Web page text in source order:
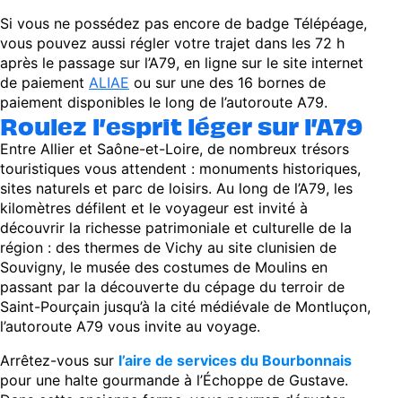
Si vous ne possédez pas encore de badge Télépéage,
vous pouvez aussi régler votre trajet dans les 72 h
après le passage sur l’A79, en ligne sur le site internet
de paiement ALIAE ou sur une des 16 bornes de
paiement disponibles le long de l’autoroute A79.
Roulez l’esprit léger sur l’A79
Entre Allier et Saône-et-Loire, de nombreux trésors
touristiques vous attendent : monuments historiques,
sites naturels et parc de loisirs. Au long de l’A79, les
kilomètres défilent et le voyageur est invité à
découvrir la richesse patrimoniale et culturelle de la
région : des thermes de Vichy au site clunisien de
Souvigny, le musée des costumes de Moulins en
passant par la découverte du cépage du terroir de
Saint-Pourçain jusqu’à la cité médiévale de Montluçon,
l’autoroute A79 vous invite au voyage.
Arrêtez-vous sur l’aire de services du Bourbonnais
pour une halte gourmande à l’Échoppe de Gustave.